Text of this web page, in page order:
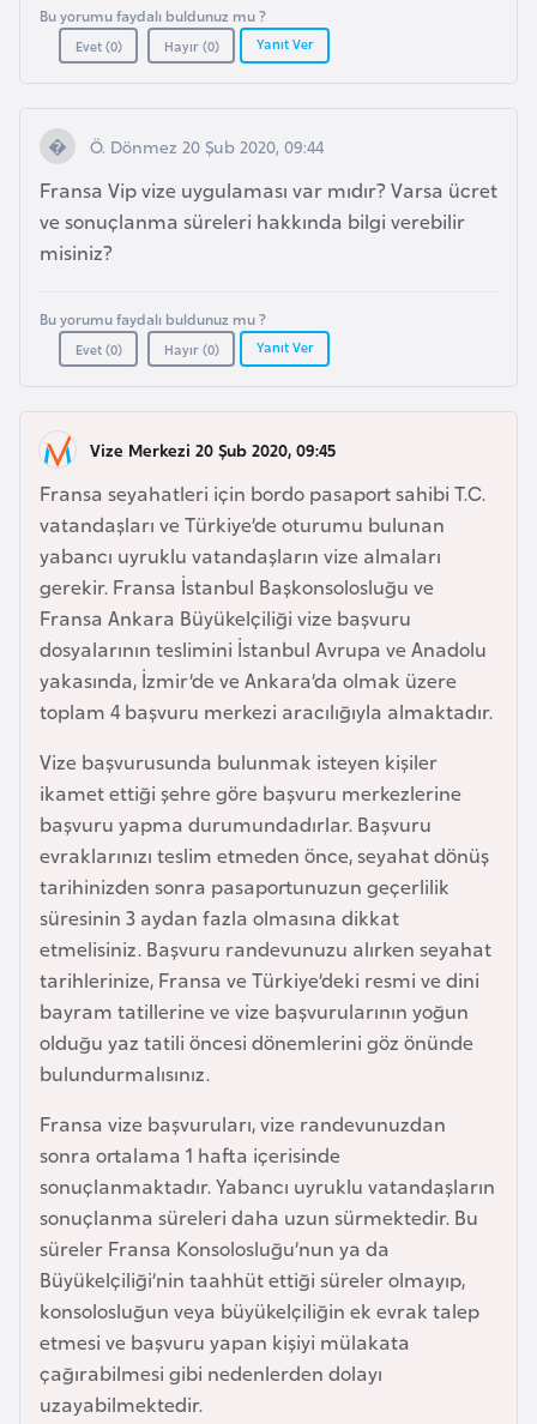
Bu yorumu faydalı buldunuz mu ?
Evet (0) Hayır (0) Yanıt Ver
Ö. Dönmez 20 Şub 2020, 09:44
Fransa Vip vize uygulaması var mıdır? Varsa ücret
ve sonuçlanma süreleri hakkında bilgi verebilir
misiniz?
Bu yorumu faydalı buldunuz mu ?
Evet (0) Hayır (0) Yanıt Ver
Vize Merkezi 20 Şub 2020, 09:45
Fransa seyahatleri için bordo pasaport sahibi T.C.
vatandaşları ve Türkiye’de oturumu bulunan
yabancı uyruklu vatandaşların vize almaları
gerekir. Fransa İstanbul Başkonsolosluğu ve
Fransa Ankara Büyükelçiliği vize başvuru
dosyalarının teslimini İstanbul Avrupa ve Anadolu
yakasında, İzmir’de ve Ankara’da olmak üzere
toplam 4 başvuru merkezi aracılığıyla almaktadır.
Vize başvurusunda bulunmak isteyen kişiler
ikamet ettiği şehre göre başvuru merkezlerine
başvuru yapma durumundadırlar. Başvuru
evraklarınızı teslim etmeden önce, seyahat dönüş
tarihinizden sonra pasaportunuzun geçerlilik
süresinin 3 aydan fazla olmasına dikkat
etmelisiniz. Başvuru randevunuzu alırken seyahat
tarihlerinize, Fransa ve Türkiye’deki resmi ve dini
bayram tatillerine ve vize başvurularının yoğun
olduğu yaz tatili öncesi dönemlerini göz önünde
bulundurmalısınız.
Fransa vize başvuruları, vize randevunuzdan
sonra ortalama 1 hafta içerisinde
sonuçlanmaktadır. Yabancı uyruklu vatandaşların
sonuçlanma süreleri daha uzun sürmektedir. Bu
süreler Fransa Konsolosluğu’nun ya da
Büyükelçiliği’nin taahhüt ettiği süreler olmayıp,
konsolosluğun veya büyükelçiliğin ek evrak talep
etmesi ve başvuru yapan kişiyi mülakata
çağırabilmesi gibi nedenlerden dolayı
uzayabilmektedir.
F
s
o
Ç
a
d
Ç
C
u
m
h
u
r
i
y
e
t
i
C
e
z
a
y
i
r
C
i
b
Ç
i
n
D